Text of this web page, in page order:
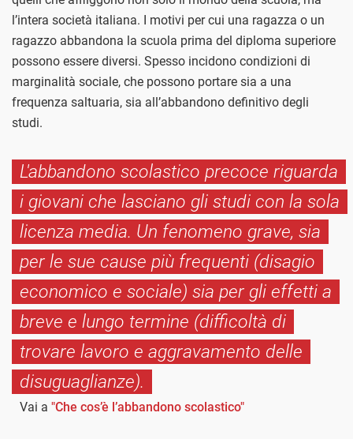
l’intera società italiana. I motivi per cui una ragazza o un
ragazzo abbandona la scuola prima del diploma superiore
possono essere diversi. Spesso incidono condizioni di
marginalità sociale, che possono portare sia a una
frequenza saltuaria, sia all’abbandono definitivo degli
studi.
L'abbandono scolastico precoce riguarda
i giovani che lasciano gli studi con la sola
licenza media. Un fenomeno grave, sia
per le sue cause più frequenti (disagio
economico e sociale) sia per gli effetti a
breve e lungo termine (difficoltà di
trovare lavoro e aggravamento delle
disuguaglianze).
Vai a "Che cos’è l’abbandono scolastico"